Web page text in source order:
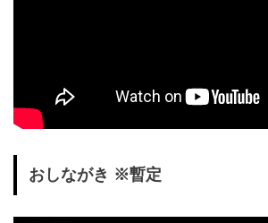
おしながき ※暫定